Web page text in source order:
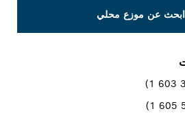
عن موزع محلي